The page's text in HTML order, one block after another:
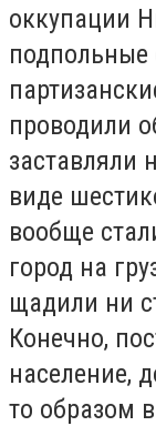
оккупации
подпольные
проводили
заставляли
виде
вообще
город на
щадили ни
Конечно,
население,
то образом